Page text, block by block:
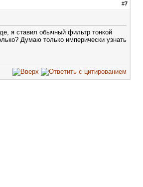
#7
я ставил обычный фильтр тонкой
Думаю только имперически узнать